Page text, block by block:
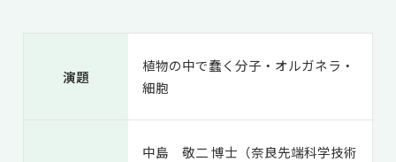
共用機器・設備紹介
研究成果
5年一貫コースの
国際バイオゼミナール
就職実績
卒業生の声
入試情報
入試情報TOP
研究＆授業
アクセス
お問い
領域棟
演題
植物の中で蠢く分子・オルガネラ・
細胞
中島 敬二 博士（奈良先端科学技術